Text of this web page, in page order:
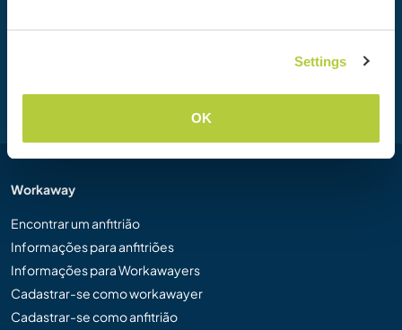
Settings
OK
Workaway
Encontrar um anfitrião
Informações para anfitriões
Informações para Workawayers
Cadastrar-se como workawayer
Cadastrar-se como anfitrião